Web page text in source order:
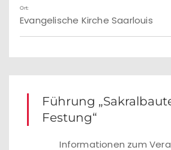
Ort:
Evangelische Kirche Saarlouis
Führung
Festung“
Informationen zum